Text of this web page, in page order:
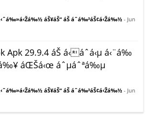
áŠ¥áŠ“ áŠ áˆ­á‰³áŠ¢á‹Žá‰½ - Jun
Apk 29.9.4 áŠ á‹áˆ­á‹µ á‹¨á‰
áŒŠá‹œ áˆµáˆªá‰µ
áŠ¥áŠ“ áŠ áˆ­á‰³áŠ¢á‹Žá‰½ - Jun